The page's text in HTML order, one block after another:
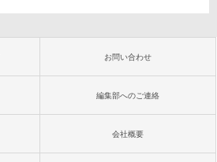
お問い合わせ
編集部へのご連絡
会社概要